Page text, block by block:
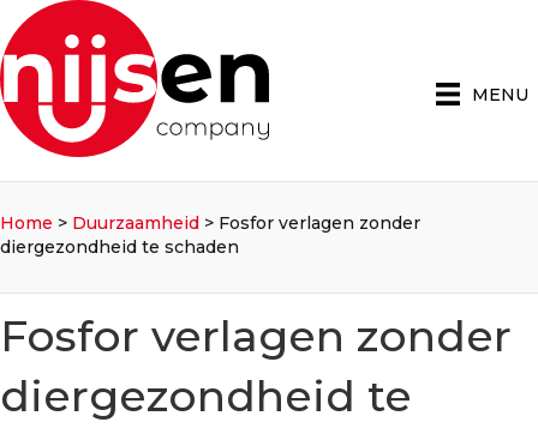
MENU
Home > Duurzaamheid > Fosfor verlagen zonder
diergezondheid te schaden
Fosfor verlagen zonder
diergezondheid te